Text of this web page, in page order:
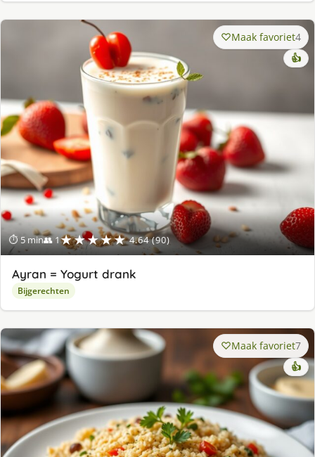
⏱ 5 min👥 1★★★★★ 4.64 (90)
Maak favoriet4
👍
Ayran = Yogurt drank
Bijgerechten
Maak favoriet7
👍